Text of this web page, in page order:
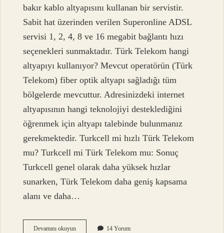
bakır kablo altyapısını kullanan bir servistir.
Sabit hat üzerinden verilen Superonline ADSL
servisi 1, 2, 4, 8 ve 16 megabit bağlantı hızı
seçenekleri sunmaktadır. Türk Telekom hangi
altyapıyı kullanıyor? Mevcut operatörün (Türk
Telekom) fiber optik altyapı sağladığı tüm
bölgelerde mevcuttur. Adresinizdeki internet
altyapısının hangi teknolojiyi desteklediğini
öğrenmek için altyapı talebinde bulunmanız
gerekmektedir. Turkcell mi hızlı Türk Telekom
mu? Turkcell mi Türk Telekom mu: Sonuç
Turkcell genel olarak daha yüksek hızlar
sunarken, Türk Telekom daha geniş kapsama
alanı ve daha…
Devamını okuyunSuperonline 14 Yorum